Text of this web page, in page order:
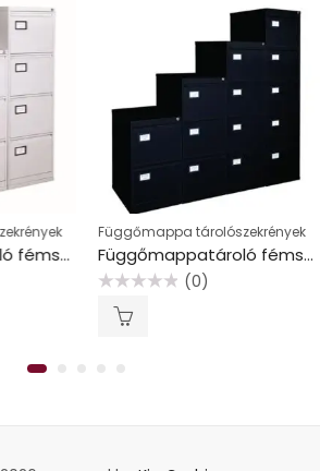
Függőmappatároló fémszekrény, 4 fiókos, MAYAH, szürke
Függőmappa tárolószekrények
Függőmappatároló fémszekrény, 4 fiókos, MAYAH, fekete
(0)